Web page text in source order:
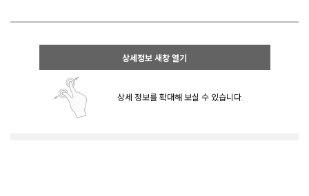
상세정보 새창 열기
상세 정보를 확대해 보실 수 있습니다.